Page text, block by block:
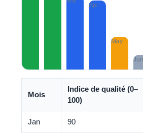
Mois
Indice de qualité (0–
100)
Jan 90